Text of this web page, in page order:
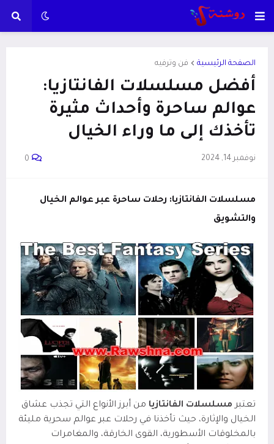
الصفحة الرئيسية فن وترفيه
أفضل مسلسلات الفانتازيا:
عوالم ساحرة وأحداث مثيرة
تأخذك إلى ما وراء الخيال
نوفمبر 14, 2024 0
مسلسلات الفانتازيا: رحلات ساحرة عبر عوالم الخيال
والتشويق
تعتبر مسلسلات الفانتازيا من أبرز الأنواع التي تجذب عشاق
الخيال والإثارة، حيث تأخذنا في رحلات عبر عوالم سحرية مليئة
بالمخلوقات الأسطورية، القوى الخارقة، والمغامرات